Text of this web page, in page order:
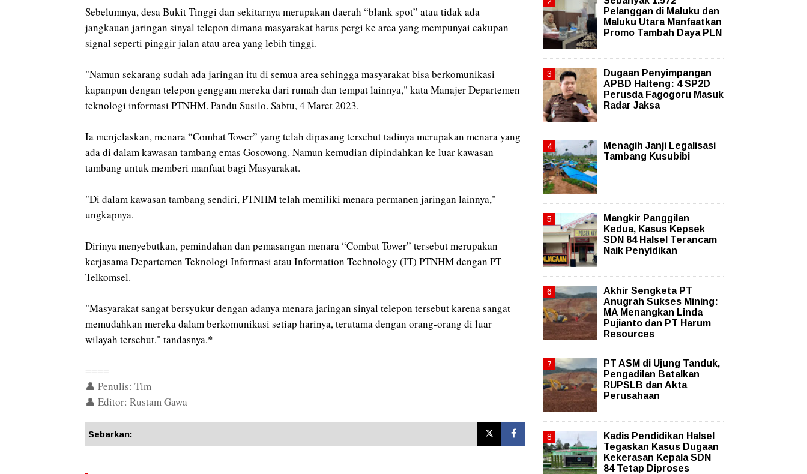
Sebelumnya, desa Bukit Tinggi dan sekitarnya merupakan daerah “blank spot” atau tidak ada
jangkauan jaringan sinyal telepon dimana masyarakat harus pergi ke area yang mempunyai cakupan
signal seperti pinggir jalan atau area yang lebih tinggi.
"Namun sekarang sudah ada jaringan itu di semua area sehingga masyarakat bisa berkomunikasi
kapanpun dengan telepon genggam mereka dari rumah dan tempat lainnya," kata Manajer Departemen
teknologi informasi PTNHM. Pandu Susilo. Sabtu, 4 Maret 2023.
Ia menjelaskan, menara “Combat Tower” yang telah dipasang tersebut tadinya merupakan menara yang
ada di dalam kawasan tambang emas Gosowong. Namun kemudian dipindahkan ke luar kawasan
tambang untuk memberi manfaat bagi Masyarakat.
"Di dalam kawasan tambang sendiri, PTNHM telah memiliki menara permanen jaringan lainnya,"
ungkapnya.
Dirinya menyebutkan, pemindahan dan pemasangan menara “Combat Tower” tersebut merupakan
kerjasama Departemen Teknologi Informasi atau Information Technology (IT) PTNHM dengan PT
Telkomsel.
"Masyarakat sangat bersyukur dengan adanya menara jaringan sinyal telepon tersebut karena sangat
memudahkan mereka dalam berkomunikasi setiap harinya, terutama dengan orang-orang di luar
wilayah tersebut." tandasnya.*
====
👤 Penulis: Tim
👤 Editor: Rustam Gawa
Sebarkan:
Pelanggan di Maluku dan
Maluku Utara Manfaatkan
Promo Tambah Daya PLN
Dugaan Penyimpangan
APBD Halteng: 4 SP2D
Perusda Fagogoru Masuk
Radar Jaksa
Menagih Janji Legalisasi
Tambang Kusubibi
Mangkir Panggilan
Kedua, Kasus Kepsek
SDN 84 Halsel Terancam
Naik Penyidikan
Akhir Sengketa PT
Anugrah Sukses Mining:
MA Menangkan Linda
Pujianto dan PT Harum
Resources
PT ASM di Ujung Tanduk,
Pengadilan Batalkan
RUPSLB dan Akta
Perusahaan
Kadis Pendidikan Halsel
Tegaskan Kasus Dugaan
Kekerasan Kepala SDN
84 Tetap Diproses